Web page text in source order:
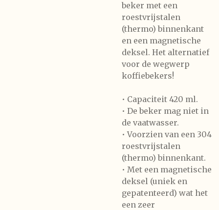
beker met een
roestvrijstalen
(thermo) binnenkant
en een magnetische
deksel. Het alternatief
voor de wegwerp
koffiebekers!
• Capaciteit 420 ml.
• De beker mag niet in
de vaatwasser.
• Voorzien van een 304
roestvrijstalen
(thermo) binnenkant.
• Met een magnetische
deksel (uniek en
gepatenteerd) wat het
een zeer